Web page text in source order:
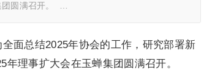
团圆满召开。 …
面总结2025年协会的工作，研究部署新
理事扩大会在玉蝉集团圆满召开。